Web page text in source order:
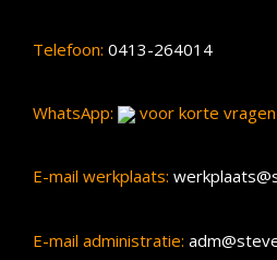
Telefoon: 0413-264014
WhatsApp: voor korte vragen
E-mail werkplaats:
E-mail administratie: